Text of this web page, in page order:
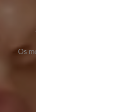
SEMPRE COMEÇA
Os melhores produtos